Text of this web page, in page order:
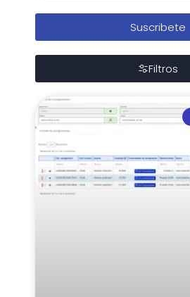
Suscribete
Filtros